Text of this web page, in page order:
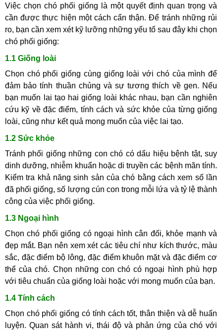
Việc chọn chó phối giống là một quyết định quan trọng và
cần được thực hiện một cách cẩn thận. Để tránh những rủi
ro, bạn cần xem xét kỹ lưỡng những yếu tố sau đây khi chọn
chó phối giống:
1.1 Giống loài
Chọn chó phối giống cùng giống loài với chó của mình để
đảm bảo tính thuần chủng và sự tương thích về gen. Nếu
bạn muốn lai tạo hai giống loài khác nhau, bạn cần nghiên
cứu kỹ về đặc điểm, tính cách và sức khỏe của từng giống
loài, cũng như kết quả mong muốn của việc lai tạo.
1.2 Sức khỏe
Tránh phối giống những con chó có dấu hiệu bệnh tật, suy
dinh dưỡng, nhiễm khuẩn hoặc di truyền các bệnh mãn tính.
Kiểm tra khả năng sinh sản của chó bằng cách xem số lần
đã phối giống, số lượng cún con trong mỗi lứa và tỷ lệ thành
công của việc phối giống.
1.3 Ngoại hình
Chọn chó phối giống có ngoại hình cân đối, khỏe mạnh và
đẹp mắt. Bạn nên xem xét các tiêu chí như kích thước, màu
sắc, đặc điểm bộ lông, đặc điểm khuôn mặt và đặc điểm cơ
thể của chó. Chọn những con chó có ngoại hình phù hợp
với tiêu chuẩn của giống loài hoặc với mong muốn của bạn.
1.4 Tính cách
Chọn chó phối giống có tính cách tốt, thân thiện và dễ huấn
luyện. Quan sát hành vi, thái độ và phản ứng của chó với